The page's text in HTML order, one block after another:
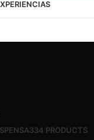
334 PRODUCTS